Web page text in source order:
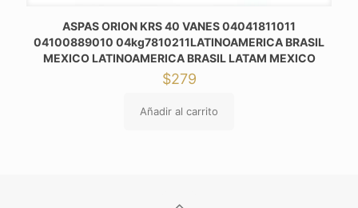
ASPAS ORION KRS 40 VANES 04041811011
04100889010 04kg7810211LATINOAMERICA BRASIL
MEXICO LATINOAMERICA BRASIL LATAM MEXICO
$279
Añadir al carrito